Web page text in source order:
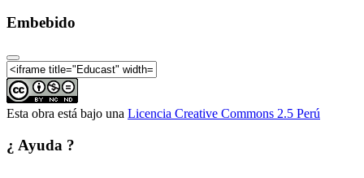
Embebido
Esta obra está bajo una Licencia Creative Commons 2.5 Perú
¿ Ayuda ?